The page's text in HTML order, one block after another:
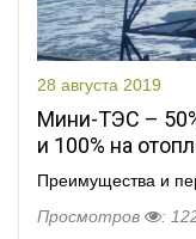
28 августа 2019
Мини-ТЭС –
и 100% на
Преимущества и
Просмотров
: